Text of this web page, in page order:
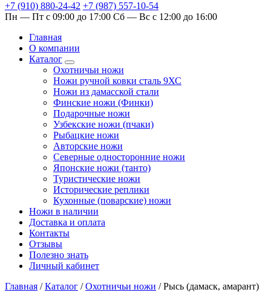
+7 (910) 880-24-42 +7 (987) 557-10-54
Пн — Пт с 09:00 до 17:00 Сб — Вс с 12:00 до 16:00
Главная
О компании
Каталог
Охотничьи ножи
Ножи ручной ковки сталь 9ХС
Ножи из дамасской стали
Финские ножи (Финки)
Подарочные ножи
Узбекские ножи (пчаки)
Рыбацкие ножи
Авторские ножи
Северные односторонние ножи
Японские ножи (танто)
Туристические ножи
Исторические реплики
Кухонные (поварские) ножи
Ножи в наличии
Доставка и оплата
Контакты
Отзывы
Полезно знать
Личный кабинет
Главная /Каталог /Охотничьи ножи /Рысь (дамаск, амарант)